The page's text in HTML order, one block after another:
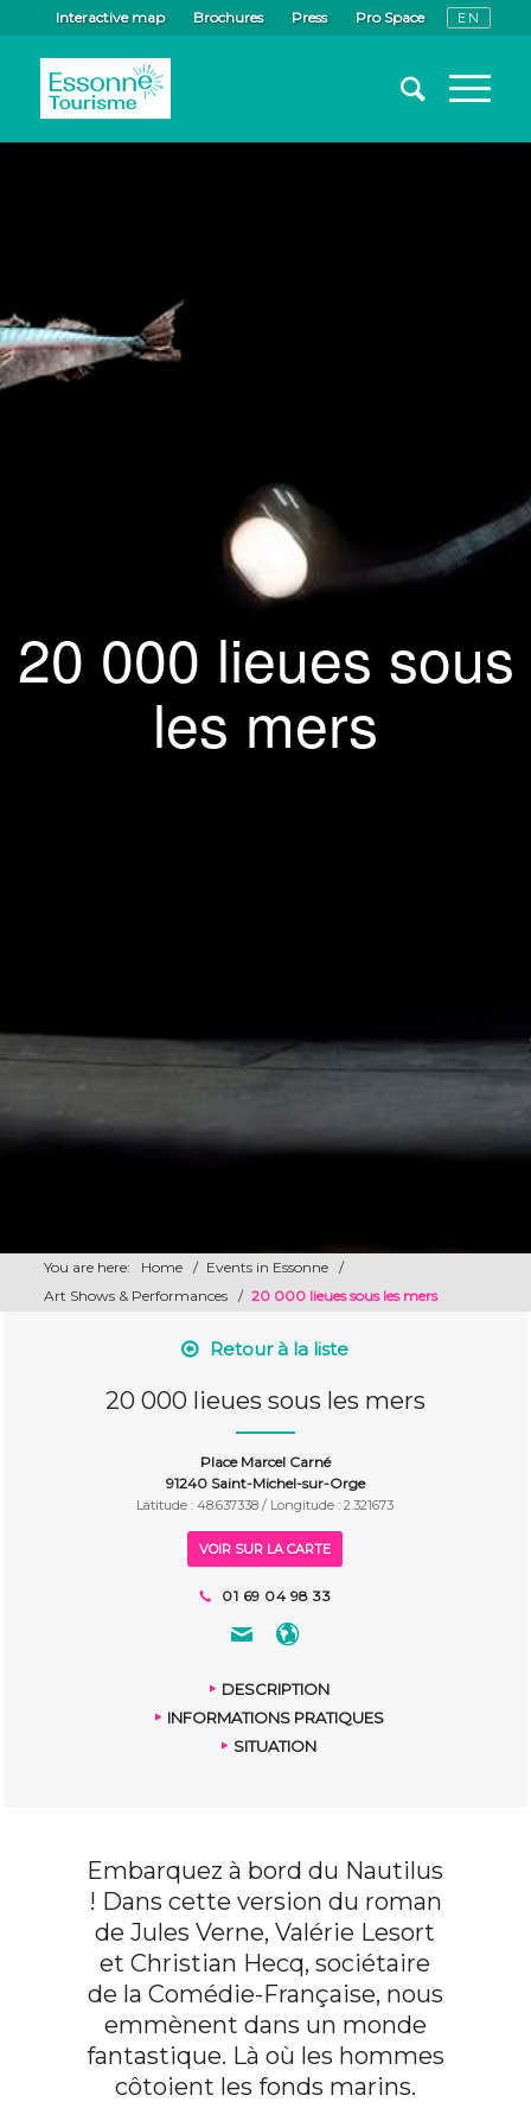
Interactive map Brochures Press Pro Space
20 000 lieues sous
les mers
You are here: Home / Events in Essonne
/
Art Shows & Performances
/ 20 000 lieues sous les mers
Retour à la liste
20 000 lieues sous les mers
Place Marcel Carné
91240 Saint-Michel-sur-Orge
Latitude : 48.637338 / Longitude : 2.321673
VOIR SUR LA CARTE
01 69 04 98 33
DESCRIPTION
INFORMATIONS PRATIQUES
SITUATION
Embarquez à bord du Nautilus
! Dans cette version du roman
de Jules Verne, Valérie Lesort
et Christian Hecq, sociétaire
de la Comédie-Française, nous
emmènent dans un monde
fantastique. Là où les hommes
côtoient les fonds marins.